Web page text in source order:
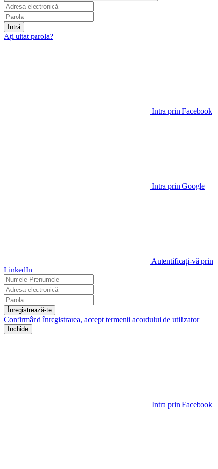
Intră
Ați uitat parola?
Intra prin Facebook
Intra prin Google
Autentificați-vă prin
LinkedIn
Înregistrează-te
Confirmând înregistrarea, accept termenii acordului de utilizator
Inchide
Intra prin Facebook